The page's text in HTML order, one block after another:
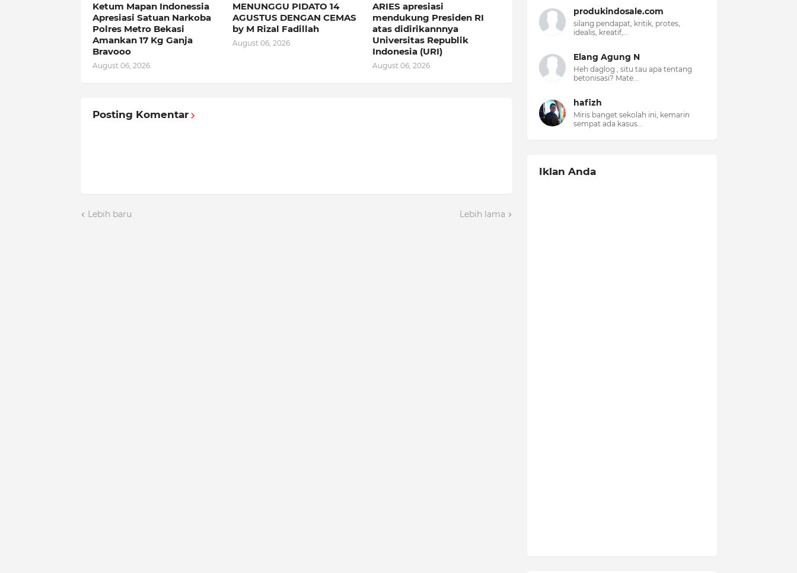
Ketum Mapan Indonessia
Apresiasi Satuan Narkoba
Polres Metro Bekasi
Amankan 17 Kg Ganja
Bravooo
August 06, 2026
MENUNGGU PIDATO 14
AGUSTUS DENGAN CEMAS
by M Rizal Fadillah
August 06, 2026
ARIES apresiasi
mendukung Presiden RI
atas didirikannnya
Universitas Republik
Indonesia (URI)
August 06, 2026
Posting Komentar
Lebih baru Lebih lama
produkindosale.com
silang pendapat, kritik, protes,
idealis, kreatif,...
Elang Agung N
Heh daglog , situ tau apa tentang
betonisasi? Mate...
hafizh
Miris banget sekolah ini, kemarin
sempat ada kasus...
Iklan Anda